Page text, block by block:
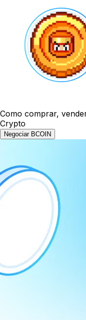
Como comprar,
Crypto
Negociar BCOIN